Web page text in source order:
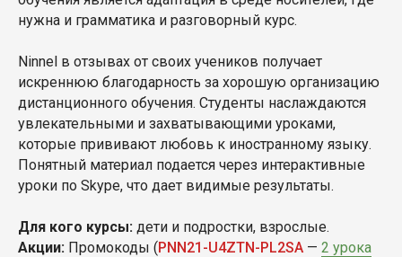
нужна и грамматика и разговорный курс.
Ninnel в отзывах от своих учеников получает
искреннюю благодарность за хорошую организацию
дистанционного обучения. Студенты наслаждаются
увлекательными и захватывающими уроками,
которые прививают любовь к иностранному языку.
Понятный материал подается через интерактивные
уроки по Skype, что дает видимые результаты.
Для кого курсы: дети и подростки, взрослые.
Акции: Промокоды (PNN21-U4ZTN-PL2SA — 2 урока